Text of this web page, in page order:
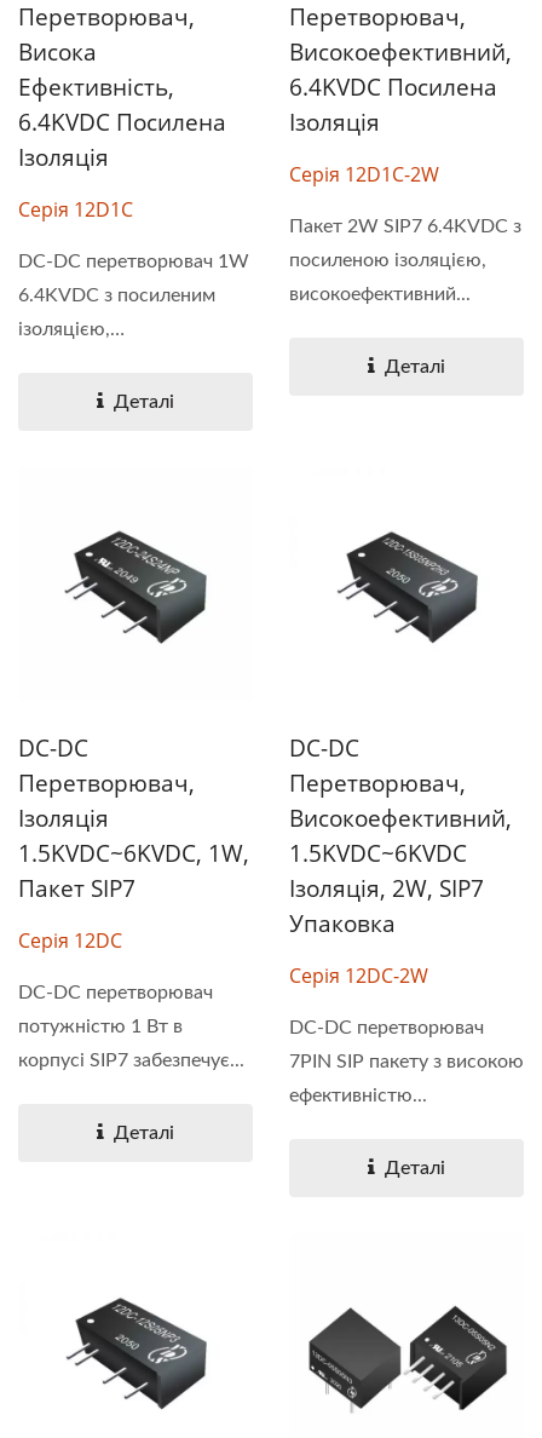
Перетворювач,
Висока
Ефективність,
6.4KVDC Посилена
Ізоляція
Серія 12D1C
DC-DC перетворювач 1W
6.4KVDC з посиленим
ізоляцією,
Деталі
Перетворювач,
Високоефективний,
6.4KVDC Посилена
Ізоляція
Серія 12D1C-2W
Пакет 2W SIP7 6.4KVDC з
посиленою ізоляцією,
високоефективний...
Деталі
DC-DC
Перетворювач,
Ізоляція
1.5KVDC~6KVDC, 1W,
Пакет SIP7
Серія 12DC
DC-DC перетворювач
потужністю 1 Вт в
корпусі SIP7 забезпечує...
Деталі
DC-DC
Перетворювач,
Високоефективний,
1.5KVDC~6KVDC
Ізоляція, 2W, SIP7
Упаковка
Серія 12DC-2W
DC-DC перетворювач
7PIN SIP пакету з високою
ефективністю...
Деталі